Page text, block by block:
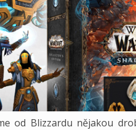
od Blizzardu nějakou